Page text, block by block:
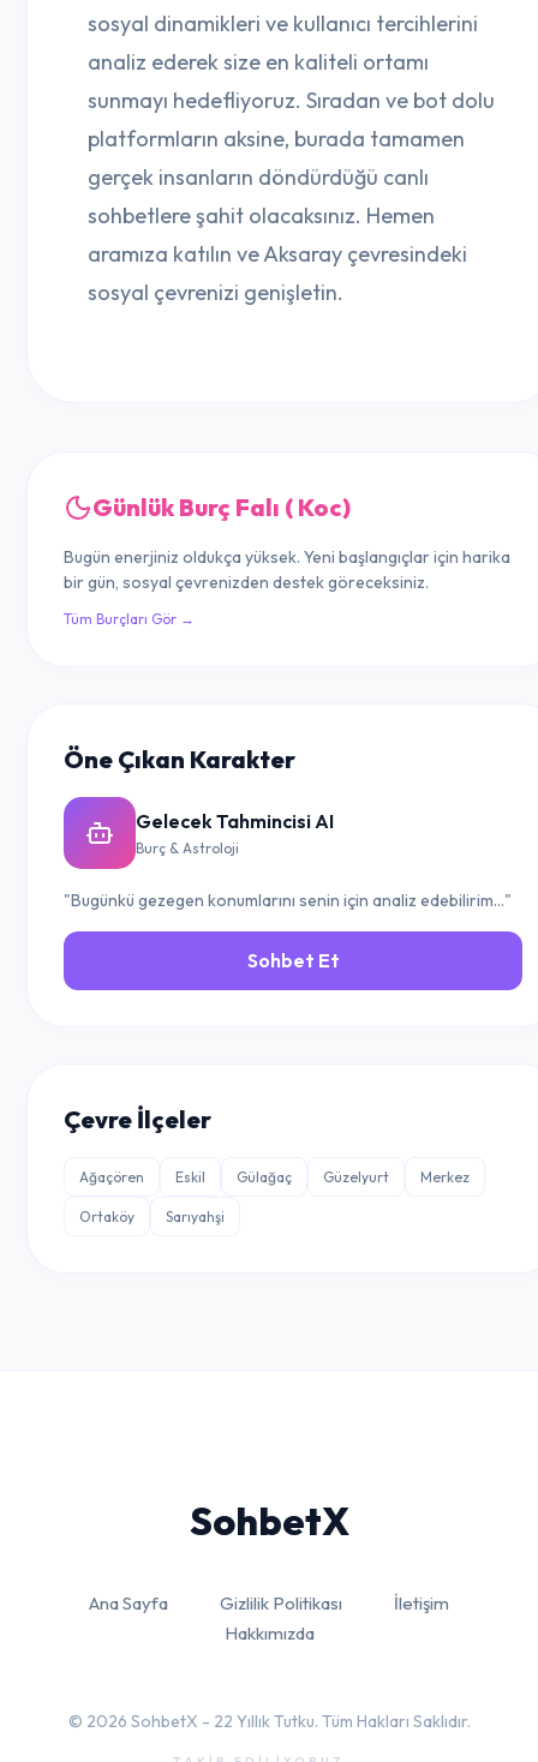
sosyal dinamikleri ve kullanıcı tercihlerini
analiz ederek size en kaliteli ortamı
sunmayı hedefliyoruz. Sıradan ve bot dolu
platformların aksine, burada tamamen
gerçek insanların döndürdüğü canlı
sohbetlere şahit olacaksınız. Hemen
aramıza katılın ve Aksaray çevresindeki
sosyal çevrenizi genişletin.
Günlük Burç Falı ( Koc)
Bugün enerjiniz oldukça yüksek. Yeni başlangıçlar için harika
bir gün, sosyal çevrenizden destek göreceksiniz.
Tüm Burçları Gör →
Öne Çıkan Karakter
Gelecek Tahmincisi AI
Burç & Astroloji
"Bugünkü gezegen konumlarını senin için analiz edebilirim..."
Sohbet Et
Çevre İlçeler
Ağaçören Eskil Gülağaç Güzelyurt Merkez
Ortaköy Sarıyahşi
SohbetX
Ana Sayfa Gizlilik Politikası
İletişim
Hakkımızda
© 2026 SohbetX - 22 Yıllık Tutku. Tüm Hakları Saklıdır.